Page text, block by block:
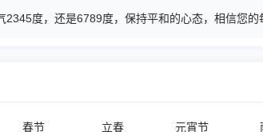
度，还是6789度，保持平和的心态，相信您的
春节 立春 元宵节